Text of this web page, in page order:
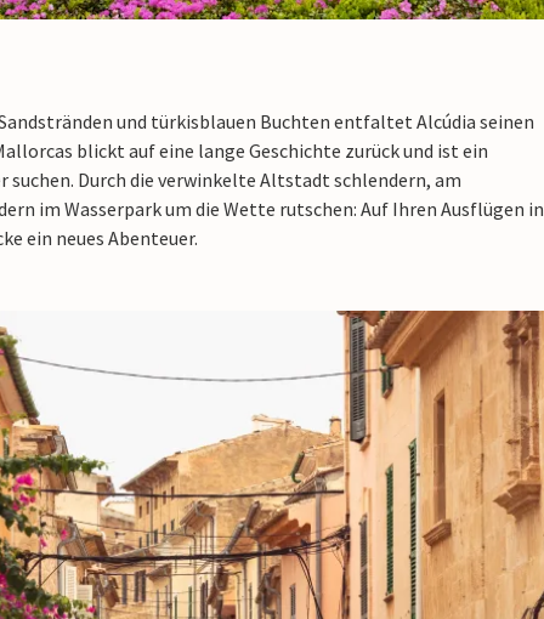
und türkisblauen Buchten entfaltet Alcúdia seinen
blickt auf eine lange Geschichte zurück und ist ein
suchen. Durch die verwinkelte Altstadt schlendern, am
im Wasserpark um die Wette rutschen: Auf Ihren Ausflügen in
ein neues Abenteuer.